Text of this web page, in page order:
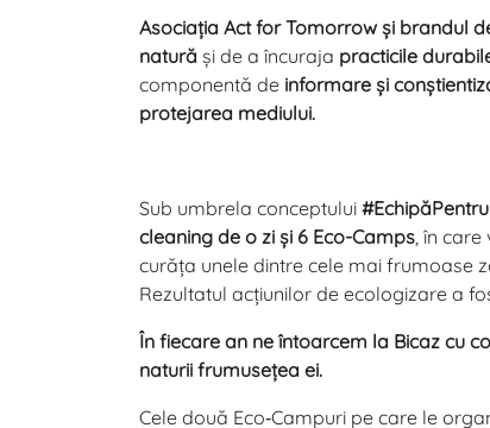
Asociația Act for Tomorrow și brandul
natură și de a încuraja practicile
componentă de informare și
protejarea mediului.
Sub umbrela conceptului
cleaning de o zi și 6 Eco-Camps, în
curăța unele dintre cele mai frumoase
Rezultatul acțiunilor de ecologizare a
În fiecare an ne întoarcem la Bicaz cu
naturii frumusețea ei.
Cele două Eco‑Campuri pe care le